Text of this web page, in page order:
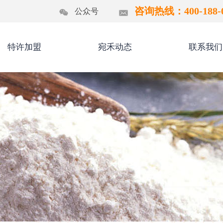
公众号 咨询热线：400-188-
特许加盟 宛禾动态 联系我们